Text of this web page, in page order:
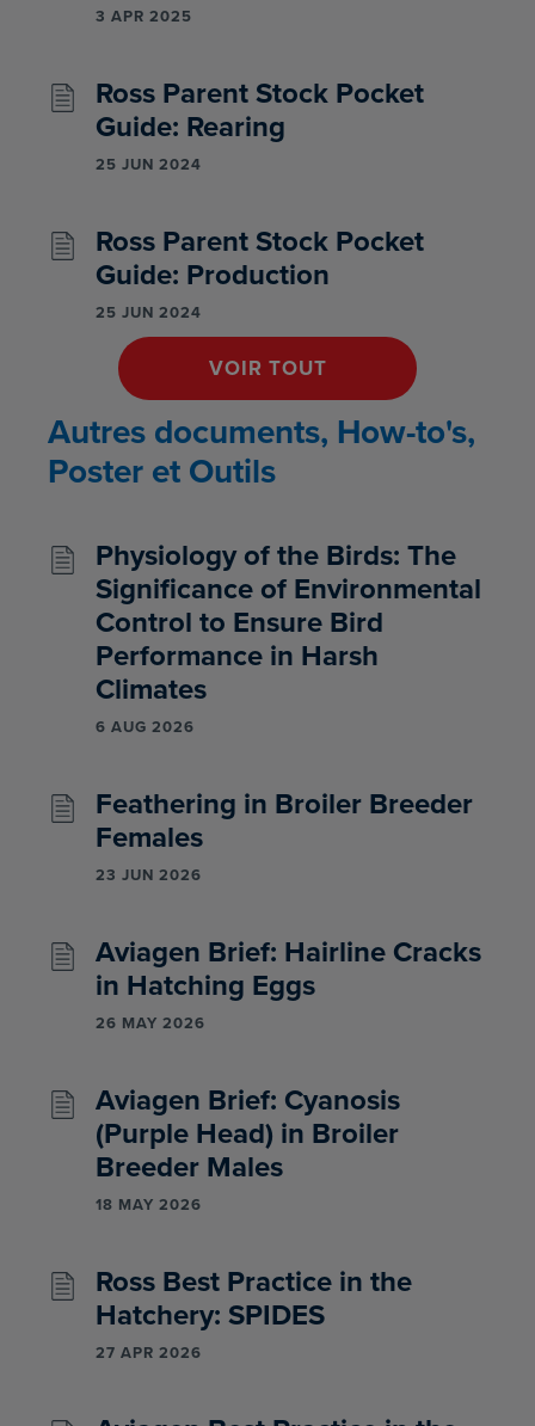
3 APR 2025
Ross Parent Stock Pocket
Guide: Rearing
25 JUN 2024
Ross Parent Stock Pocket
Guide: Production
25 JUN 2024
VOIR TOUT
Autres documents, How-to's,
Poster et Outils
Physiology of the Birds: The
Significance of Environmental
Control to Ensure Bird
Performance in Harsh
Climates
6 AUG 2026
Feathering in Broiler Breeder
Females
23 JUN 2026
Aviagen Brief: Hairline Cracks
in Hatching Eggs
26 MAY 2026
Aviagen Brief: Cyanosis
(Purple Head) in Broiler
Breeder Males
18 MAY 2026
Ross Best Practice in the
Hatchery: SPIDES
27 APR 2026